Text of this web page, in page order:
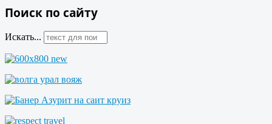
Поиск по сайту
Искать...